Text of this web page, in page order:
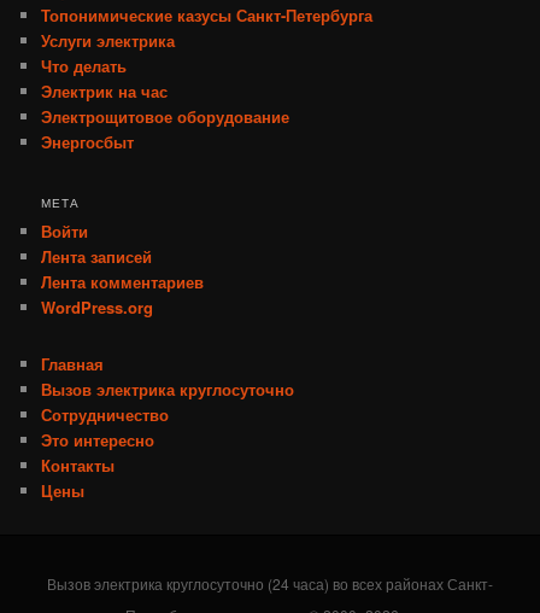
Топонимические казусы Санкт-Петербурга
Услуги электрика
Что делать
Электрик на час
Электрощитовое оборудование
Энергосбыт
МЕТА
Войти
Лента записей
Лента комментариев
WordPress.org
Главная
Вызов электрика круглосуточно
Сотрудничество
Это интересно
Контакты
Цены
Вызов электрика круглосуточно (24 часа) во всех районах Санкт-